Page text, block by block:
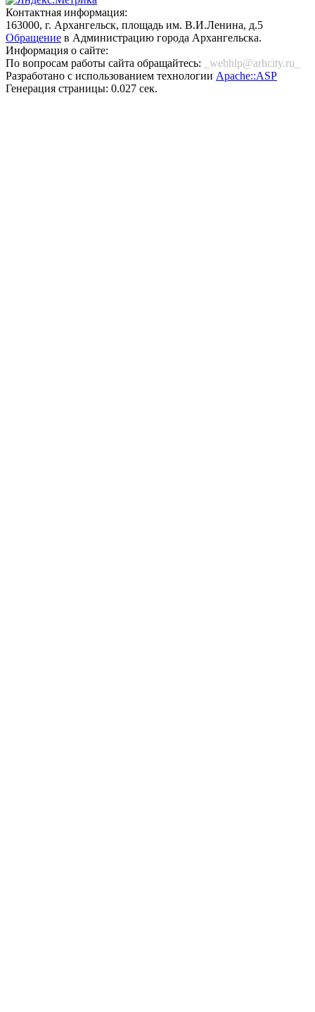
Контактная информация:
163000, г. Архангельск, площадь им. В.И.Ленина, д.5
Обращение в Администрацию города Архангельска.
Информация о сайте:
По вопросам работы сайта обращайтесь:
_webhlp@arhcity.ru_
Разработано с использованием технологии Apache::ASP
Генерация страницы: 0.027 сек.